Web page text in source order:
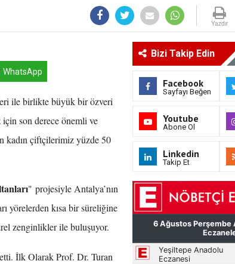
Yazdır
WhatsApp
ile birlikte büyük bir özveri
için son derece önemli ve
kadın çiftçilerimiz yüzde 50
" projesiyle Antalya’nın
yörelerden kısa bir süreliğine
zenginlikler ile buluşuyor.
İlk Olarak Prof. Dr. Turan
Bizi Takip Edin
Facebook
Sayfayı Beğen
Youtube
Abone Ol
Linkedin
Takip Et